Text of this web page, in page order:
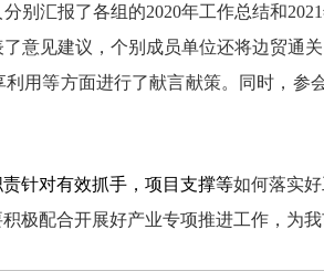
别汇报了各组的2020年工作总结和2021
意见建议，个别成员单位还将边贸通
用等方面进行了献言献策。同时，参
针对有效抓手，项目支撑等如何落实
极配合开展好产业专项推进工作，为